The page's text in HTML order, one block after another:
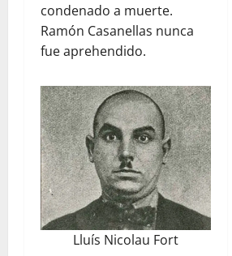
condenado a muerte.
Ramón Casanellas nunca
fue aprehendido.
Lluís Nicolau Fort